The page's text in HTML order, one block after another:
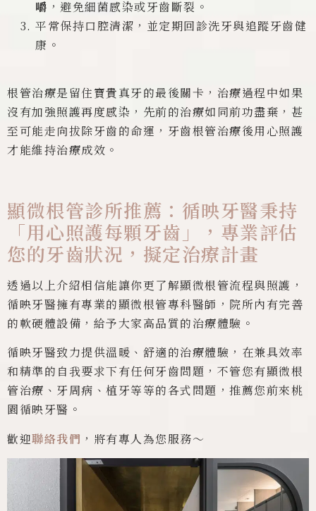
嚼 ，避免細菌感染或牙齒斷裂。
平常保持口腔清潔，並定期回診洗牙與追蹤牙齒健
康。
根管治療是留住寶貴真牙的最後關卡，治療過程中如果
沒有加強照護再度感染，先前的治療如同前功盡棄，甚
至可能走向拔除牙齒的命運，牙齒根管治療後用心照護
才能維持治療成效。
顯微根管診所推薦：循映牙醫秉持
「用心照護每顆牙齒」，專業評估
您的牙齒狀況，擬定治療計畫
透過以上介紹相信能讓你更了解顯微根管流程與照護，
循映牙醫擁有專業的顯微根管專科醫師，院所內有完善
的軟硬體設備，給予大家高品質的治療體驗。
循映牙醫致力提供溫暖、舒適的治療體驗，在兼具效率
和精準的自我要求下有任何牙齒問題，不管您有顯微根
管治療、牙周病、植牙等等的各式問題，推薦您前來桃
園循映牙醫。
歡迎聯絡我們 ，將有專人為您服務～